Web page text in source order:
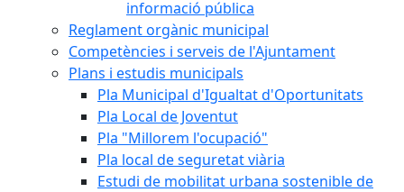
informació pública
Reglament orgànic municipal
Competències i serveis de l'Ajuntament
Plans i estudis municipals
Pla Municipal d'Igualtat d'Oportunitats
Pla Local de Joventut
Pla "Millorem l'ocupació"
Pla local de seguretat viària
Estudi de mobilitat urbana sostenible de